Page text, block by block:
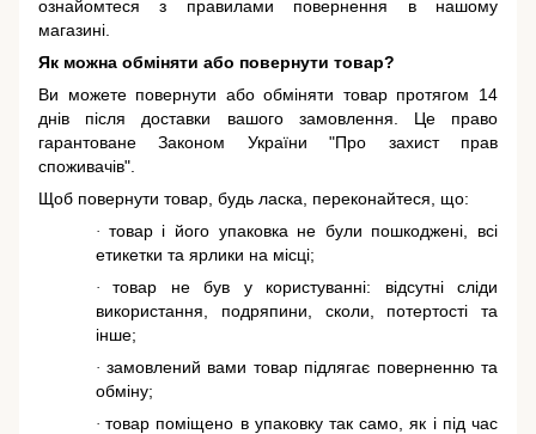
ознайомтеся з правилами повернення в нашому
магазині.
Як можна обміняти або повернути товар?
Ви можете повернути або обміняти товар протягом 14
днів після доставки вашого замовлення. Це право
гарантованеЗаконом України "Про захист прав
споживачів"
Щоб повернути товар, будь ласка, переконайтеся, що:
· товар і його упаковка не були пошкоджені, всі
етикетки та ярлики на місці;
·товар не був у користуванні: відсутні сліди
використання, подряпини, сколи, потертості та
інше;
· замовлений вами товар підлягає поверненню та
обміну;
·товар поміщено в упаковку так само, як і під час